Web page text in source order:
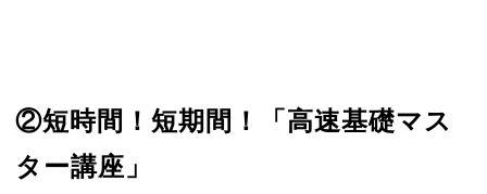
②短時間！短期間！「高速基礎マス
ター講座」